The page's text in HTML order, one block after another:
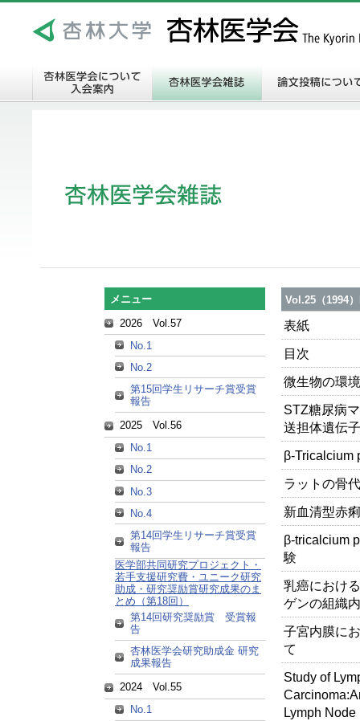
メニュー
2026 Vol.57
No.1
No.2
第15回学生リサーチ賞受賞
報告
2025 Vol.56
No.1
No.2
No.3
No.4
第14回学生リサーチ賞受賞
報告
医学部共同研究プロジェクト・
若手支援研究費・ユニーク研究
助成・研究奨励賞研究成果のま
とめ（第18回）
第14回研究奨励賞 受賞報
告
杏林医学会研究助成金 研究
成果報告
2024 Vol.55
No.1
Vol.25（1994
表紙
目次
微生物の環
STZ糖尿病
送担体遺伝
β-Tricalcium
ラットの骨
新血清型赤
β-tricalcium
験
乳癌におけ
ゲンの組織
子宮内膜に
て
Study of
Lymph Node